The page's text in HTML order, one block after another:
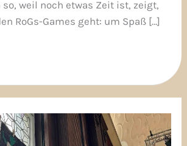
weil noch etwas Zeit ist, zeigt,
RoGs-Games geht: um Spaß […]